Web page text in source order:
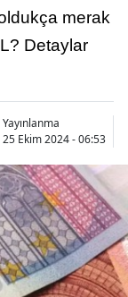
merak
Detaylar
Yayınlanma
25 Ekim 2024 - 06:53